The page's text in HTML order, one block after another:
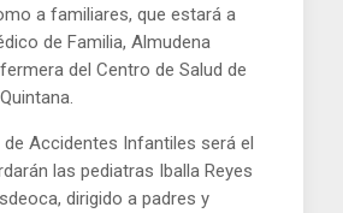
a familiares, que estará a
de Familia, Almudena
del Centro de Salud de
de Accidentes Infantiles será el
las pediatras Iballa Reyes
dirigido a padres y